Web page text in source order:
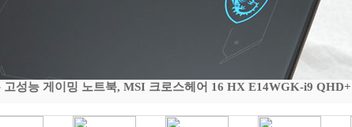
성능 게이밍 노트북, MSI 크로스헤어 16 HX E14WGK-i9 QHD+